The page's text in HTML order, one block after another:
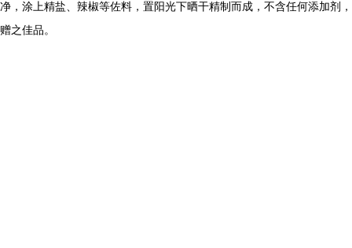
净，涂上精盐、辣椒等佐料，置阳光下晒干精制而成，不含任何添加剂
赠之佳品。